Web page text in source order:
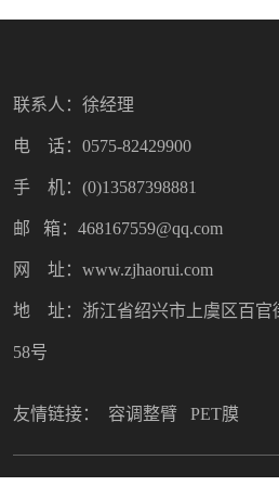
联系人：徐经理
电 话：0575-82429900
手 机：(0)13587398881
邮 箱：468167559@qq.com
网 址：www.zjhaorui.com
地 址：浙江省绍兴市上虞区百官
58号
友情链接： 容调整臂 PET膜